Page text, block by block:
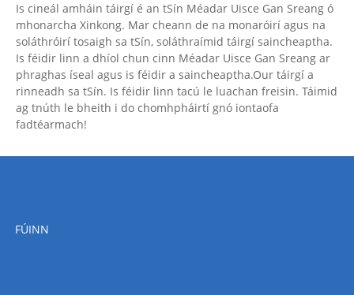
Is cineál amháin táirgí é an tSín Méadar Uisce Gan Sreang ó
mhonarcha Xinkong. Mar cheann de na monaróirí agus na
soláthróirí tosaigh sa tSín, soláthraímid táirgí saincheaptha.
Is féidir linn a dhíol chun cinn Méadar Uisce Gan Sreang ar
phraghas íseal agus is féidir a saincheaptha.Our táirgí a
rinneadh sa tSín. Is féidir linn tacú le luachan freisin. Táimid
ag tnúth le bheith i do chomhpháirtí gnó iontaofa
fadtéarmach!
FÚINN